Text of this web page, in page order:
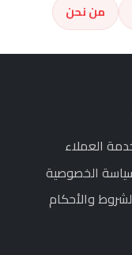
من نحن
العملاء
الخصوصية
والأحكام